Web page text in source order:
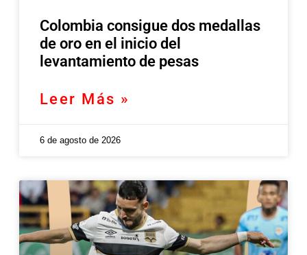
Colombia consigue dos medallas
de oro en el inicio del
levantamiento de pesas
Leer Más »
6 de agosto de 2026